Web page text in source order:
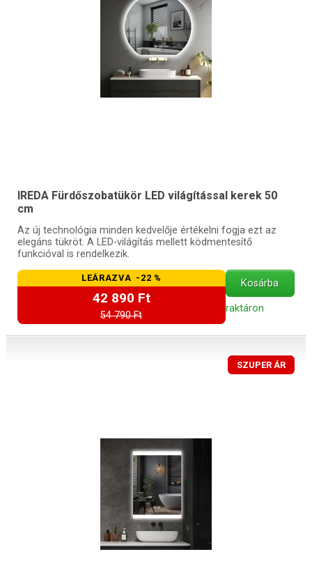
IREDA Fürdőszobatükör LED világítással kerek 50
cm
Az új technológia minden kedvelője értékelni fogja ezt az
elegáns tükröt. A LED-világítás mellett ködmentesítő
funkcióval is rendelkezik.
LEÁRAZVA -22 %
42 890 Ft
54 790 Ft
Kosárba
raktáron
SZUPER ÁR